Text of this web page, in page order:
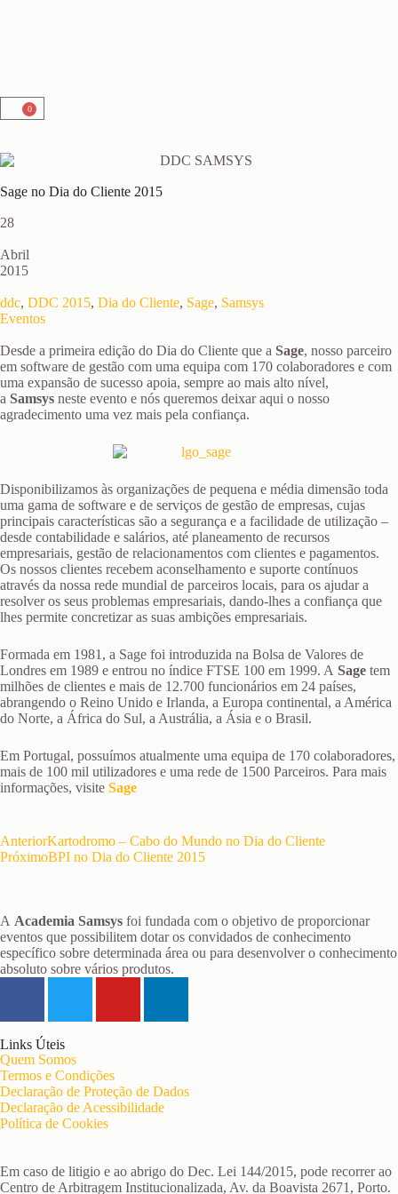
0
Sage no Dia do Cliente 2015
28
Abril
2015
ddc, DDC 2015, Dia do Cliente, Sage, Samsys
Eventos
Desde a primeira edição do Dia do Cliente que a Sage, nosso parceiro
em software de gestão com uma equipa com 170 colaboradores e com
uma expansão de sucesso apoia, sempre ao mais alto nível,
a Samsys neste evento e nós queremos deixar aqui o nosso
agradecimento uma vez mais pela confiança.
Disponibilizamos às organizações de pequena e média dimensão toda
uma gama de software e de serviços de gestão de empresas, cujas
principais características são a segurança e a facilidade de utilização –
desde contabilidade e salários, até planeamento de recursos
empresariais, gestão de relacionamentos com clientes e pagamentos.
Os nossos clientes recebem aconselhamento e suporte contínuos
através da nossa rede mundial de parceiros locais, para os ajudar a
resolver os seus problemas empresariais, dando-lhes a confiança que
lhes permite concretizar as suas ambições empresariais.
Formada em 1981, a Sage foi introduzida na Bolsa de Valores de
Londres em 1989 e entrou no índice FTSE 100 em 1999. A Sage tem
milhões de clientes e mais de 12.700 funcionários em 24 países,
abrangendo o Reino Unido e Irlanda, a Europa continental, a América
do Norte, a África do Sul, a Austrália, a Ásia e o Brasil.
Em Portugal, possuímos atualmente uma equipa de 170 colaboradores,
mais de 100 mil utilizadores e uma rede de 1500 Parceiros. Para mais
informações, visite Sage
AnteriorKartodromo – Cabo do Mundo no Dia do Cliente
PróximoBPI no Dia do Cliente 2015
A Academia Samsys foi fundada com o objetivo de proporcionar
eventos que possibilitem dotar os convidados de conhecimento
específico sobre determinada área ou para desenvolver o conhecimento
absoluto sobre vários produtos.
Links Úteis
Quem Somos
Termos e Condições
Declaração de Proteção de Dados
Declaração de Acessibilidade
Política de Cookies
Em caso de litigio e ao abrigo do Dec. Lei 144/2015, pode recorrer ao
Centro de Arbitragem Institucionalizada, Av. da Boavista 2671, Porto.